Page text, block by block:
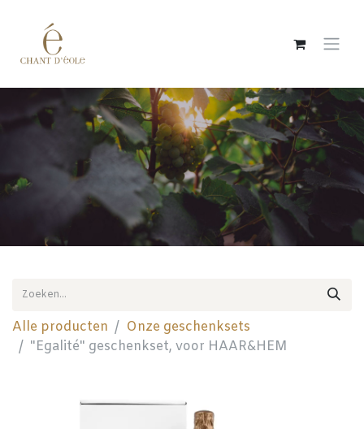
Alle producten
Onze geschenksets
"Egalité" geschenkset, voor HAAR&HEM